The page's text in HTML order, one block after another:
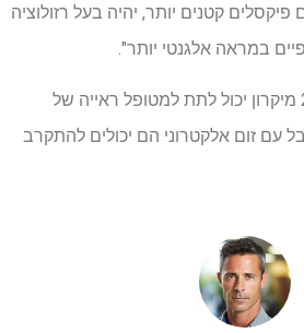
קטנים יותר, יהיה בעל רזולוציה
במראה אלגנטי יותר".
שבב עם פיקסלים של 20 מיקרון יכול לתת למטופל ראייה של
עם זום אלקטרוני הם יכולים להתקרב